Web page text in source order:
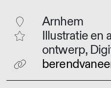
Arnhem
Illustratie en
ontwerp,